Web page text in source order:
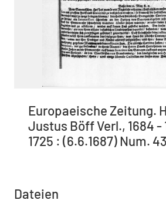
Europaeische Zeitung.
Justus Böff Verl., 1684 -
1725 : (6.6.1687) Num.
Dateien